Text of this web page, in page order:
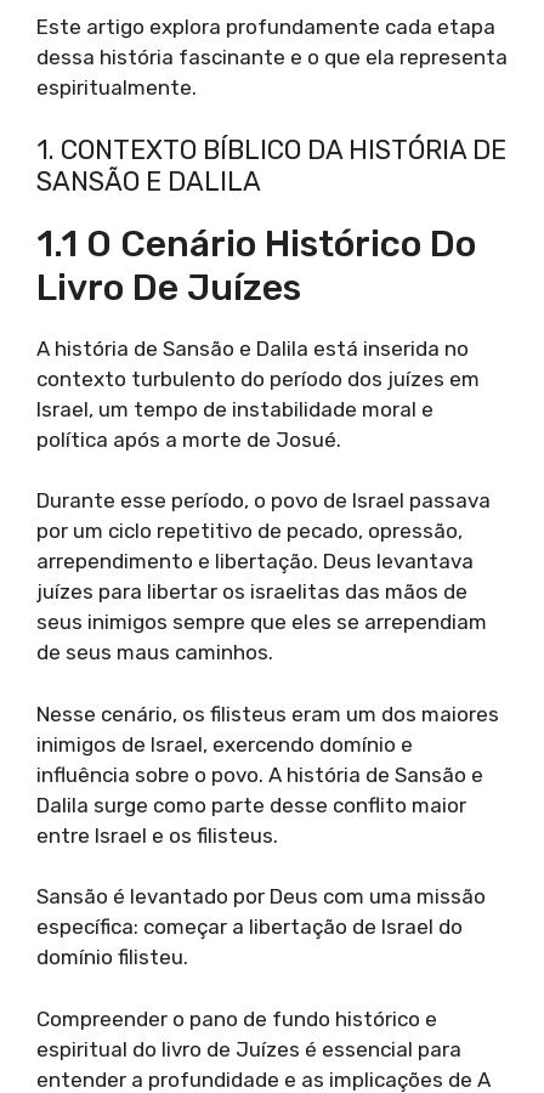
Este artigo explora profundamente cada etapa
dessa história fascinante e o que ela representa
espiritualmente.
1. CONTEXTO BÍBLICO DA HISTÓRIA DE
SANSÃO E DALILA
1.1 O Cenário Histórico Do
Livro De Juízes
A história de Sansão e Dalila está inserida no
contexto turbulento do período dos juízes em
Israel, um tempo de instabilidade moral e
política após a morte de Josué.
Durante esse período, o povo de Israel passava
por um ciclo repetitivo de pecado, opressão,
arrependimento e libertação. Deus levantava
juízes para libertar os israelitas das mãos de
seus inimigos sempre que eles se arrependiam
de seus maus caminhos.
Nesse cenário, os filisteus eram um dos maiores
inimigos de Israel, exercendo domínio e
influência sobre o povo. A história de Sansão e
Dalila surge como parte desse conflito maior
entre Israel e os filisteus.
Sansão é levantado por Deus com uma missão
específica: começar a libertação de Israel do
domínio filisteu.
Compreender o pano de fundo histórico e
espiritual do livro de Juízes é essencial para
entender a profundidade e as implicações de A